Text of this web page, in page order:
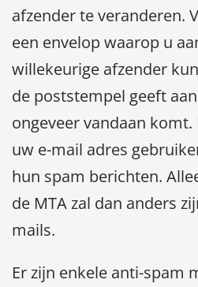
afzender te veranderen.
een envelop waarop u
willekeurige afzender
de poststempel geeft
ongeveer vandaan
uw e-mail adres
hun spam berichten.
de MTA zal dan anders
mails.
Er zijn enkele anti-spam